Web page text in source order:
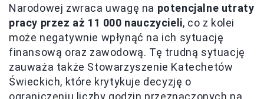
Narodowej zwraca uwagę na potencjalne utraty
pracy przez aż 11 000 nauczycieli, co z kolei
może negatywnie wpłynąć na ich sytuację
finansową oraz zawodową. Tę trudną sytuację
zauważa także Stowarzyszenie Katechetów
Świeckich, które krytykuje decyzję o
ograniczeniu liczby godzin przeznaczonych na